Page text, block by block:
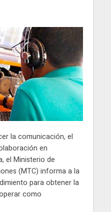
la comunicación, el
en
el Ministerio de
(MTC) informa a la
para obtener la
como